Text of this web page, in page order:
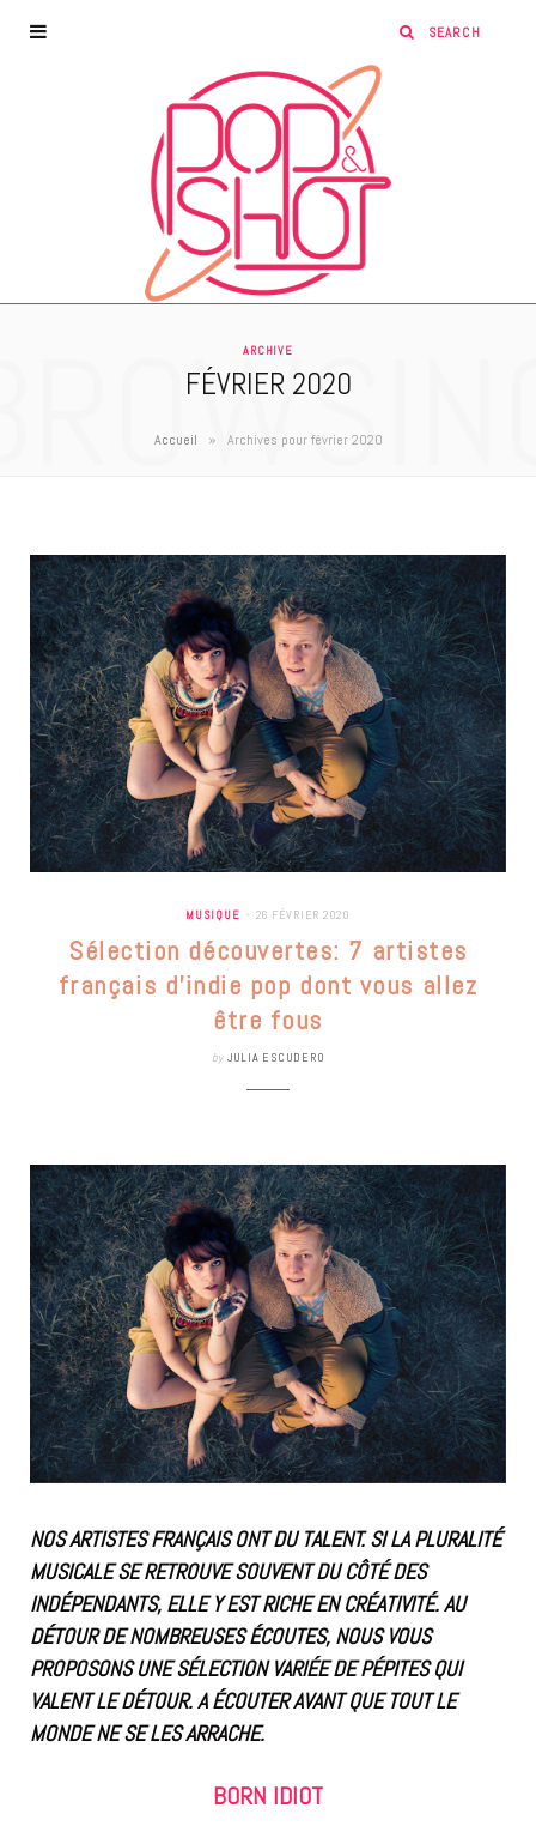
ARCHIVE
FÉVRIER 2020
Accueil » Archives pour février 2020
MUSIQUE 26 FÉVRIER 2020
Sélection découvertes: 7 artistes
français d’indie pop dont vous allez
être fous
by JULIA ESCUDERO
NOS ARTISTES FRANÇAIS ONT DU TALENT. SI LA PLURALITÉ
MUSICALE SE RETROUVE SOUVENT DU CÔTÉ DES
INDÉPENDANTS, ELLE Y EST RICHE EN CRÉATIVITÉ. AU
DÉTOUR DE NOMBREUSES ÉCOUTES, NOUS VOUS
PROPOSONS UNE SÉLECTION VARIÉE DE PÉPITES QUI
VALENT LE DÉTOUR. A ÉCOUTER AVANT QUE TOUT LE
MONDE NE SE LES ARRACHE.
BORN IDIOT